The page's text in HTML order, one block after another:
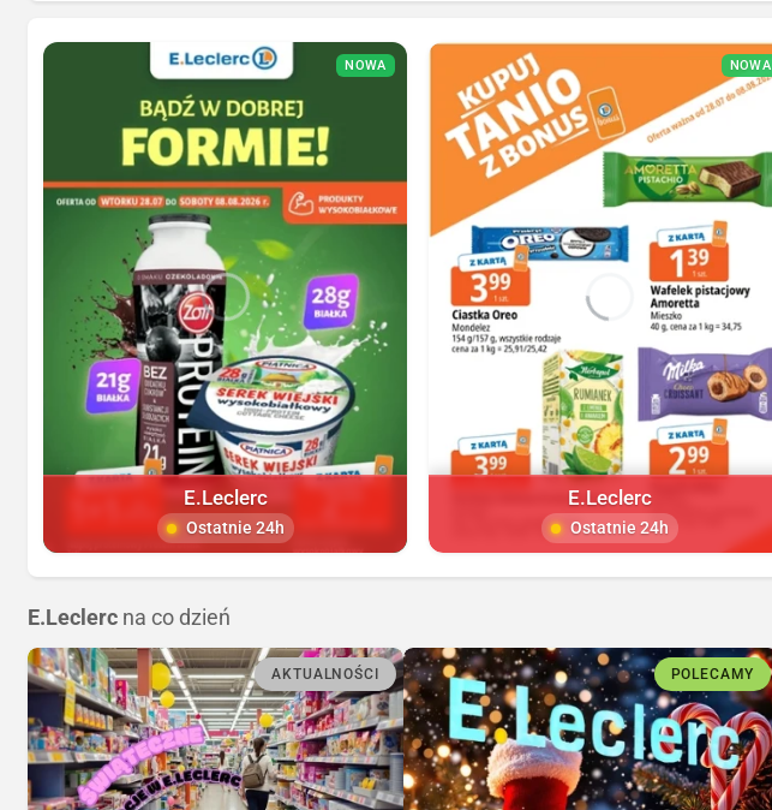
NOWA
E.Leclerc
Ostatnie 24h
NOWA
E.Leclerc
Ostatnie 24h
E.Leclerc na co dzień
AKTUALNOŚCI POLECAMY